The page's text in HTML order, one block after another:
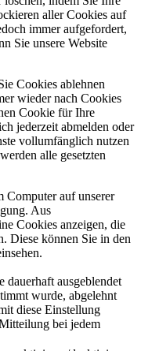
aller Cookies auf
immer aufgefordert,
Sie unsere Website
Cookies ablehnen
wieder nach Cookies
Cookie für Ihre
jederzeit abmelden oder
vollumfänglich nutzen
alle gesetzten
Computer auf unserer
Aus
Cookies anzeigen, die
Diese können Sie in den
ausgeblendet
wurde, abgelehnt
diese Einstellung
bei jedem